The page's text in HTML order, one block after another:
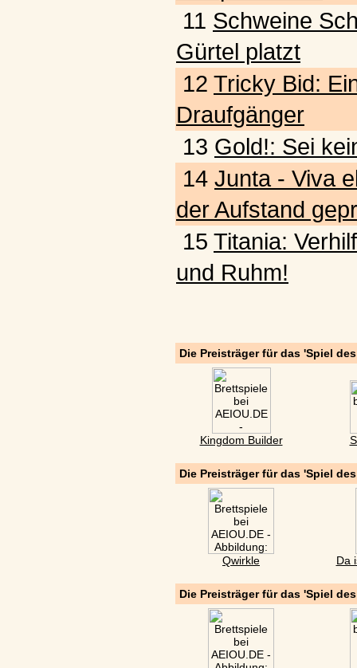
11 Schweine
Gürtel platzt
12 Tricky Bid:
Draufgänger
13 Gold!: Sei
14 Junta - Viva
der Aufstand
15 Titania:
und Ruhm!
Die Preisträger für das 'Spiel
Kingdom Builder
Die Preisträger für das 'Spiel
Qwirkle Da
Die Preisträger für das 'Spiel